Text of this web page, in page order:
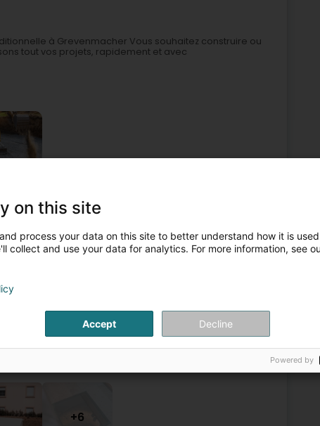
à Grevenmacher Vous souhaitez construire ou
tout vos projets, rapidement et avec
Constructioun Renovatioun
5
de projets de construction traditionnelle, de gros œuvre
familiale fondée par Walter Müller et aujourd’hui
+6
on this site
process your data on this site to better understand how it is
collect and use your data for analytics. For more information, see
Accept Decline
Powered by